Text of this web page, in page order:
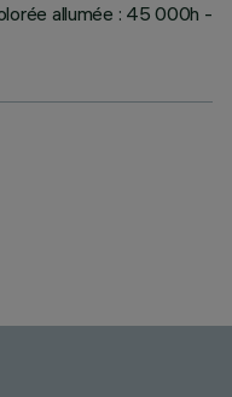
allumée : 45 000h -